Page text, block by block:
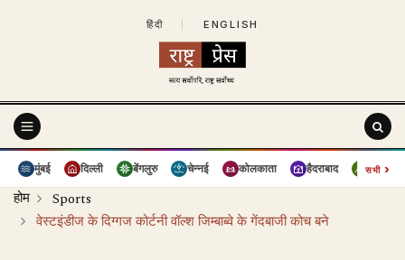
हिंदी ENGLISH
मुंबई दिल्ली बेंगलुरु चेन्नई कोलकाता हैदराबाद पुणे
सभी›
होम
Sports
वेस्टइंडीज के दिग्गज कोर्टनी वॉल्श जिम्बाब्वे के गेंदबाजी कोच बने